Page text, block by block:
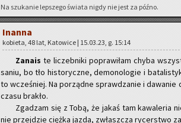
Na szu­ka­nie lep­sze­go świa­ta nigdy nie jest za późno.
In­an­na
ko­bie­ta, 48 lat, Ka­to­wi­ce | 15.03.23, g. 15:14
Za­na­is te li­czeb­ni­ki po­pra­wi­łam chyba
sa­niu, bo tło hi­sto­rycz­ne, de­mo­no­lo­gie i
to wcze­śniej. Na po­rząd­ne spraw­dza­nie i
czasu bra­kło.
Zga­dzam się z Tobą, że jakaś tam ka­wa­le­ria
nie przej­dzie cięż­ka jazda, zwłasz­cza ry­cer­stwo